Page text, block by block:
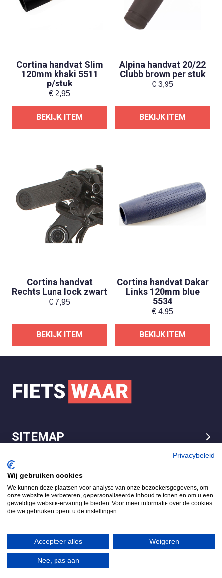
Cortina handvat Slim
120mm khaki 5511
p/stuk
€ 2,95
BEKIJK ITEM
Alpina handvat 20/22
Clubb brown per stuk
€ 3,95
BEKIJK ITEM
Cortina handvat
Rechts Luna lock zwart
€ 7,95
BEKIJK ITEM
Cortina handvat Dakar
Links 120mm blue
5534
€ 4,95
BEKIJK ITEM
SITEMAP
LEGAL
FietsWaar.nl
4.7
Gebaseerd op 540 reviews
Review ons op
Privacybeleid
Wij gebruiken cookies
We kunnen deze plaatsen voor analyse van onze bezoekersgegevens, om
onze website te verbeteren, gepersonaliseerde inhoud te tonen en om u een
geweldige website-ervaring te bieden. Voor meer informatie over de cookies
die we gebruiken opent u de instellingen.
Accepteer alles Weigeren
Nee, pas aan